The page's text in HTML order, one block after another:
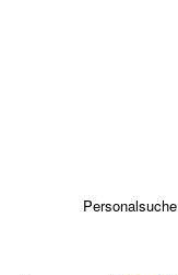
Personalsuche